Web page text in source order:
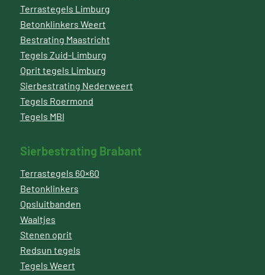
Terrastegels Limburg
Betonklinkers Weert
Bestrating Maastricht
Tegels Zuid-Limburg
Oprit tegels Limburg
Sierbestrating Nederweert
Tegels Roermond
Tegels MBI
Sierbestrating Brabant
Terrastegels 60×60
Betonklinkers
Opsluitbanden
Waaltjes
Stenen oprit
Redsun tegels
Tegels Weert